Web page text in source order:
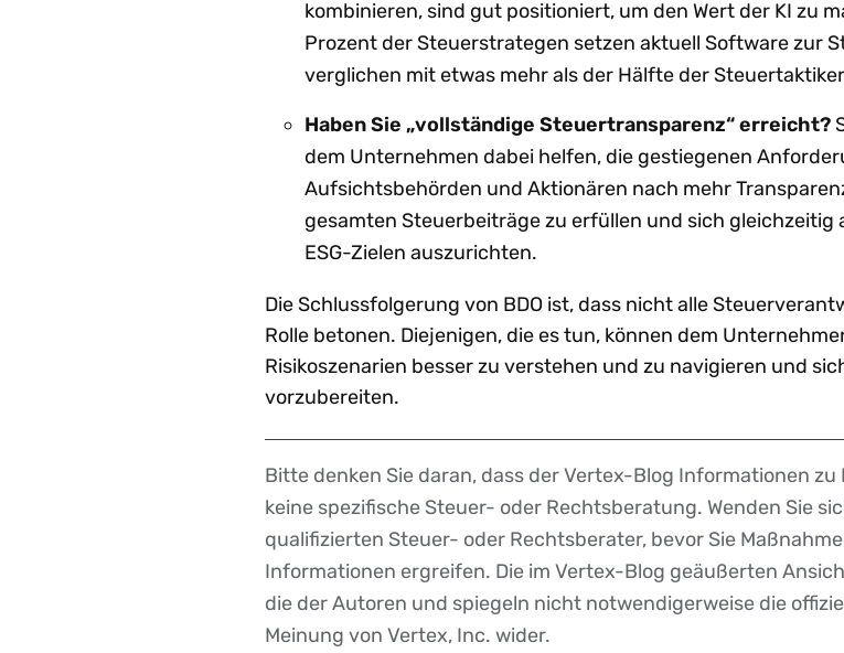
kombinieren, sind gut positioniert, um den Wert der KI zu
Prozent der Steuerstrategen setzen aktuell Software zur
verglichen mit etwas mehr als der Hälfte der
Haben Sie „vollständige Steuertransparenz“ erreicht?
dem Unternehmen dabei helfen, die gestiegenen
Aufsichtsbehörden und Aktionären nach mehr
gesamten Steuerbeiträge zu erfüllen und sich
ESG-Zielen auszurichten.
Die Schlussfolgerung von BDO ist, dass nicht alle
Rolle betonen. Diejenigen, die es tun, können dem
Risikoszenarien besser zu verstehen und zu navigieren und
vorzubereiten.
Disclaimer
Bitte denken Sie daran, dass der Vertex-Blog Informationen
keine spezifische Steuer- oder Rechtsberatung. Wenden Sie
qualifizierten Steuer- oder Rechtsberater, bevor Sie
Informationen ergreifen. Die im Vertex-Blog geäußerten
die der Autoren und spiegeln nicht notwendigerweise die
Meinung von Vertex, Inc. wider.